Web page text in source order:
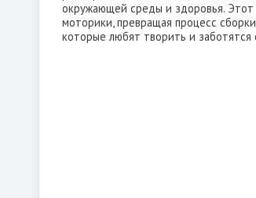
окружающей среды и здоровья. Этот
моторики, превращая процесс
которые любят творить и заботятся